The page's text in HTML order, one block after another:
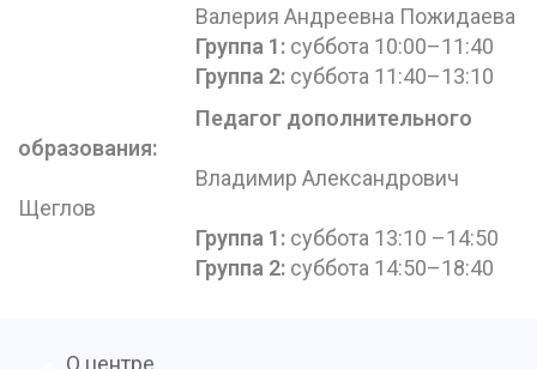
Валерия Андреевна Пожидаева
Группа 1: суббота 10:00–11:40
Группа 2: суббота 11:40–13:10
Педагог дополнительного
образования:
Владимир Александрович
Щеглов
Группа 1: суббота 13:10 –14:50
Группа 2: суббота 14:50–18:40
О центре